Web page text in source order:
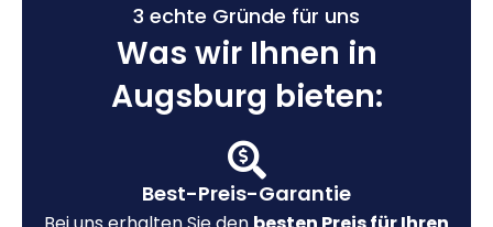
3 echte Gründe für uns
Was wir Ihnen in
Augsburg bieten:
Best-Preis-Garantie